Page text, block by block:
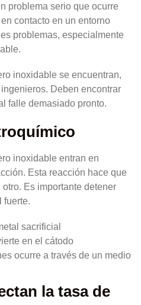
problema serio que ocurre
contacto en un entorno
problemas, especialmente
inoxidable se encuentran,
Deben encontrar
falle demasiado pronto.
inoxidable entran en
Esta reacción hace que
Es importante detener
fuerte.
sacrificial
en el cátodo
ocurre a través de un medio
la tasa de